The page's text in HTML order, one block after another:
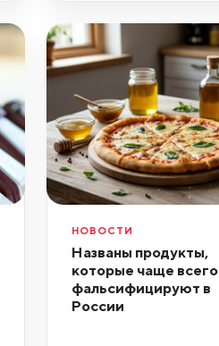
НОВОСТИ
Названы продукты,
которые чаще всего
фальсифицируют в
России